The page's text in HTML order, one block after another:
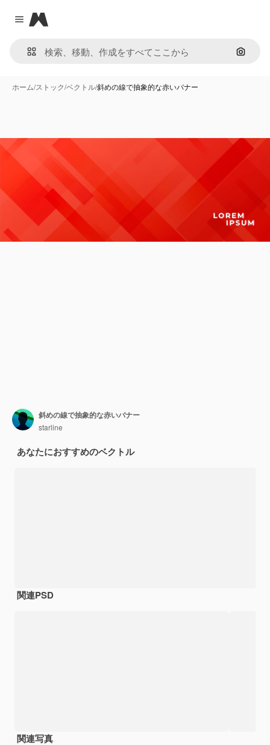
Close menu
Magnific
画像で
ホーム/ストック/ベクトル/斜めの線で抽象的な赤いバナー
斜めの線で抽象的な赤いバナー
starline
あなたにおすすめのベクトル
関連PSD
関連写真